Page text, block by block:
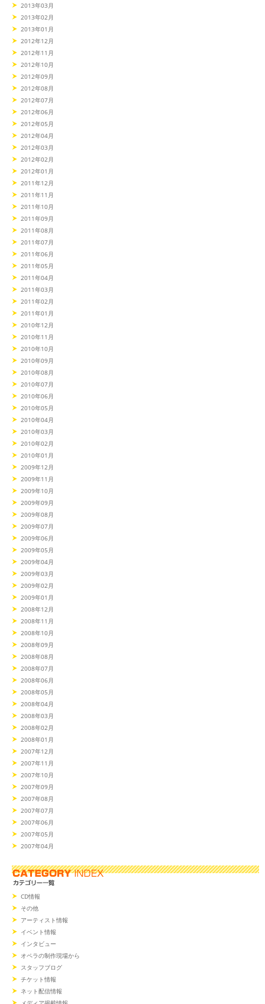
2013年03月
2013年02月
2013年01月
2012年12月
2012年11月
2012年10月
2012年09月
2012年08月
2012年07月
2012年06月
2012年05月
2012年04月
2012年03月
2012年02月
2012年01月
2011年12月
2011年11月
2011年10月
2011年09月
2011年08月
2011年07月
2011年06月
2011年05月
2011年04月
2011年03月
2011年02月
2011年01月
2010年12月
2010年11月
2010年10月
2010年09月
2010年08月
2010年07月
2010年06月
2010年05月
2010年04月
2010年03月
2010年02月
2010年01月
2009年12月
2009年11月
2009年10月
2009年09月
2009年08月
2009年07月
2009年06月
2009年05月
2009年04月
2009年03月
2009年02月
2009年01月
2008年12月
2008年11月
2008年10月
2008年09月
2008年08月
2008年07月
2008年06月
2008年05月
2008年04月
2008年03月
2008年02月
2008年01月
2007年12月
2007年11月
2007年10月
2007年09月
2007年08月
2007年07月
2007年06月
2007年05月
2007年04月
CD情報
その他
アーティスト情報
イベント情報
インタビュー
オペラの制作現場から
スタッフブログ
チケット情報
ネット配信情報